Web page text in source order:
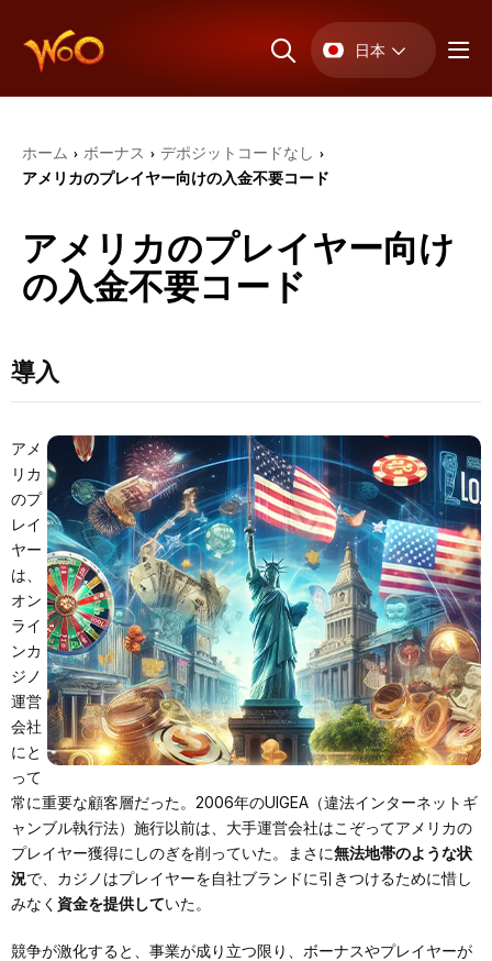
日本
ホーム › ボーナス › デポジットコードなし ›
アメリカのプレイヤー向けの入金不要コード
アメリカのプレイヤー向け
の入金不要コード
導入
アメ
リカ
のプ
レイ
ヤー
は、
オン
ライ
ンカ
ジノ
運営
会社
にと
って
常に重要な顧客層だった。2006年のUIGEA（違法インターネットギ
ャンブル執行法）施行以前は、大手運営会社はこぞってアメリカの
プレイヤー獲得にしのぎを削っていた。まさに無法地帯のような状
況で、カジノはプレイヤーを自社ブランドに引きつけるために惜し
みなく 資金を提供していた。
競争が激化すると、事業が成り立つ限り、ボーナスやプレイヤーが